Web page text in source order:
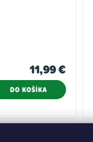
11,99 €
DO KOŠÍKA